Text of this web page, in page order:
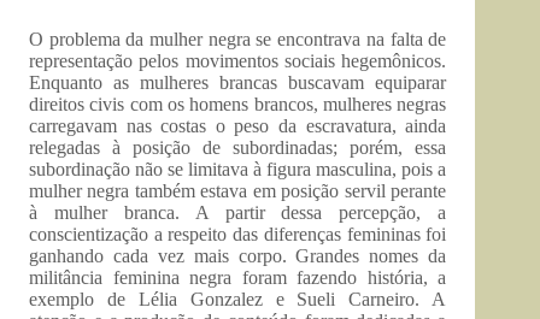
O problema da mulher negra se encontrava na falta de
representação pelos movimentos sociais hegemônicos.
Enquanto as mulheres brancas buscavam equiparar
direitos civis com os homens brancos, mulheres negras
carregavam nas costas o peso da escravatura, ainda
relegadas à posição de subordinadas; porém, essa
subordinação não se limitava à figura masculina, pois a
mulher negra também estava em posição servil perante
à mulher branca. A partir dessa percepção, a
conscientização a respeito das diferenças femininas foi
ganhando cada vez mais corpo. Grandes nomes da
militância feminina negra foram fazendo história, a
exemplo de Lélia Gonzalez e Sueli Carneiro. A